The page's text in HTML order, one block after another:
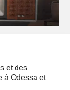
et des
à Odessa et